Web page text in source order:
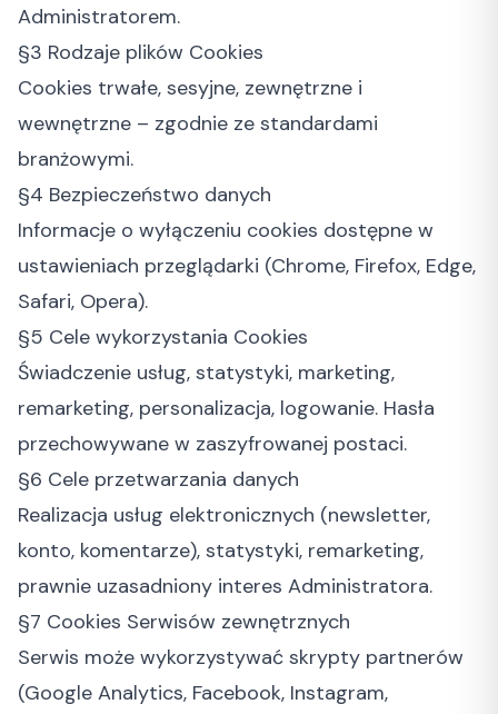
Administratorem.
§3 Rodzaje plików Cookies
Cookies trwałe, sesyjne, zewnętrzne i
wewnętrzne – zgodnie ze standardami
branżowymi.
§4 Bezpieczeństwo danych
Informacje o wyłączeniu cookies dostępne w
ustawieniach przeglądarki (Chrome, Firefox, Edge,
Safari, Opera).
§5 Cele wykorzystania Cookies
Świadczenie usług, statystyki, marketing,
remarketing, personalizacja, logowanie. Hasła
przechowywane w zaszyfrowanej postaci.
§6 Cele przetwarzania danych
Realizacja usług elektronicznych (newsletter,
konto, komentarze), statystyki, remarketing,
prawnie uzasadniony interes Administratora.
§7 Cookies Serwisów zewnętrznych
Serwis może wykorzystywać skrypty partnerów
(Google Analytics, Facebook, Instagram,